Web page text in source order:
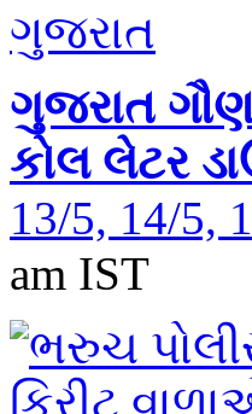
ગુજરાત ગૌણ
કોલ લેટર
13/5, 14/
am IST